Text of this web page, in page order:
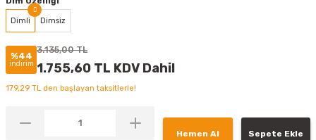
Dimli Dimsiz
%44
indirim
3.135,00 TL
1.755,60 TL KDV Dahil
179,29 TL den başlayan taksitlerle!
Hemen Al Sepete Ekle